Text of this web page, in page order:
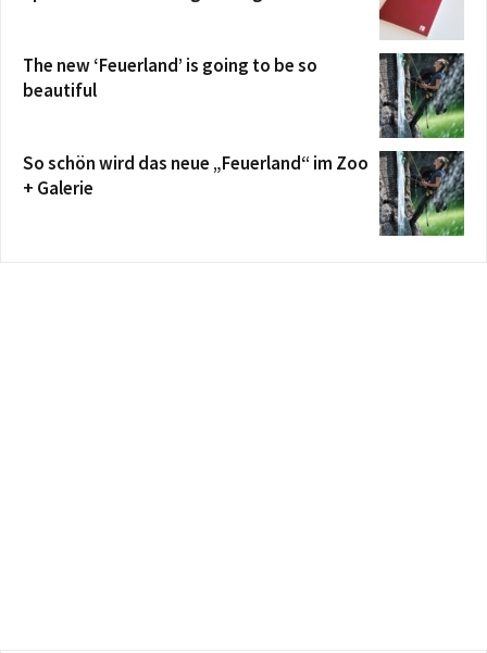
The new ‘Feuerland’ is going to be so
beautiful
So schön wird das neue „Feuerland“ im Zoo
+ Galerie